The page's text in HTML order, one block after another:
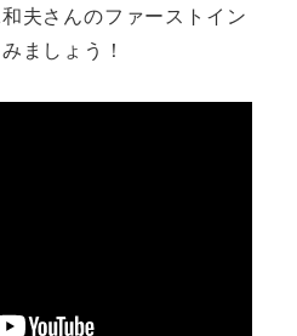
夫さんのファーストイン
ましょう！